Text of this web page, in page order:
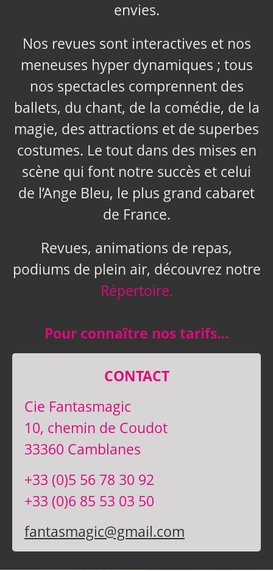
envies.
Nos revues sont interactives et nos
meneuses hyper dynamiques ; tous
nos spectacles comprennent des
ballets, du chant, de la comédie, de la
magie, des attractions et de superbes
costumes. Le tout dans des mises en
scène qui font notre succès et celui
de l’Ange Bleu, le plus grand cabaret
de France.
Revues, animations de repas,
podiums de plein air, découvrez notre
Répertoire.
Pour connaître nos tarifs…
CONTACT
Cie Fantasmagic
10, chemin de Coudot
33360 Camblanes
+33 (0)5 56 78 30 92
+33 (0)6 85 53 03 50
fantasmagic@gmail.com